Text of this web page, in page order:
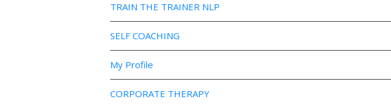
TRAIN THE TRAINER NLP
SELF COACHING
My Profile
CORPORATE THERAPY